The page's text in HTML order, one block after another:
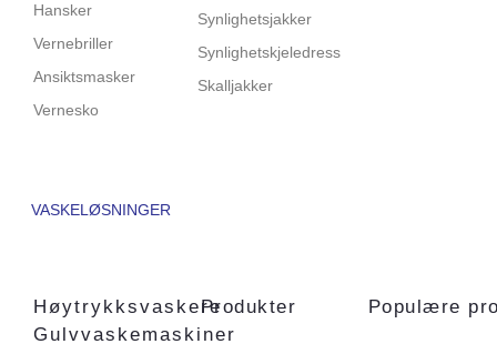
Hansker
Vernebriller
Ansiktsmasker
Vernesko
Synlighetsjakker
Synlighetskjeledress
Skalljakker
VASKELØSNINGER
Høytrykksvaskere
Gulvvaskemaskiner
Produkter Populære